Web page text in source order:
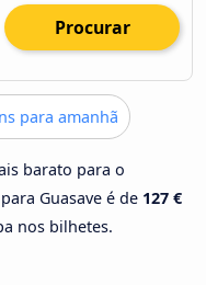
Procurar
para amanhã
barato para o
Guasave é de 127 €
nos bilhetes.